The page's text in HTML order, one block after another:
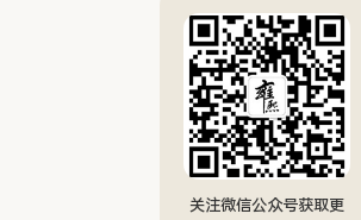
关注微信公众号获取更